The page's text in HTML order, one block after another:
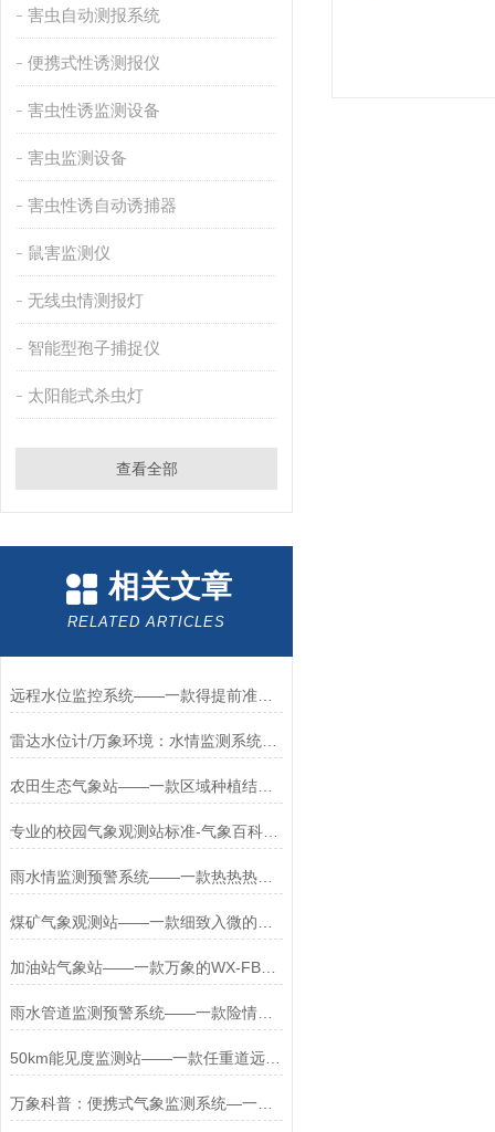
害虫自动测报系统
便携式性诱测报仪
害虫性诱监测设备
害虫监测设备
害虫性诱自动诱捕器
鼠害监测仪
无线虫情测报灯
智能型孢子捕捉仪
太阳能式杀虫灯
查看全部
相关文章
RELATED ARTICLES
远程水位监控系统——一款得提前准备好的河道水位监控系统2023发货很快
雷达水位计/万象环境：水情监测系统@2024（支持+定制+全+国+包+邮）
农田生态气象站——一款区域种植结构的农田环境生态监测气象站2025+派+送
专业的校园气象观测站标准-气象百科：是一款用于所有校园的校园气象站#（
雨水情监测预警系统——一款热热热的水库雨水监测系统#2024顺+丰+包+邮
加油站气象站——一款万象的WX-FBQ2克己复礼的燃油库气象站
雨水管道监测预警系统——一款险情处置的数字化雨水管理监测系统2026+派+送
50km能见度监测站——一款任重道远的交通运输能见度监测系统
万象科普：便携式气象监测系统—一款妙不可言的便携式手持气象仪#2024*（